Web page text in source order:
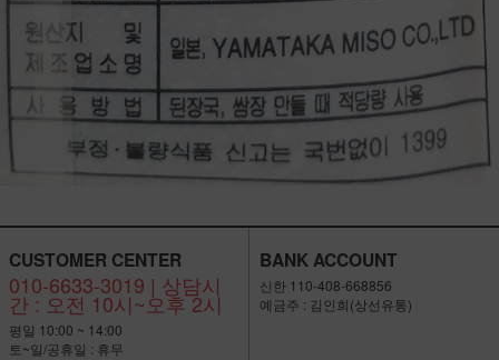
CUSTOMER CENTER
010-6633-3019 | 상담시
간 : 오전 10시~오후 2시
평일 10:00 ~ 14:00
토~일/공휴일 : 휴무
BANK ACCOUNT
신한 110-408-668856
예금주 : 김인희(상선유통)